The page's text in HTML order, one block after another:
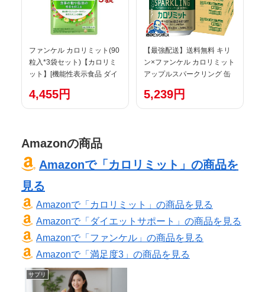
ファンケル カロリミット(90
粒入*3袋セット)【カロリミ
ット】[機能性表示食品 ダイ
4,455円
【最強配送】送料無料 キリ
ン×ファンケル カロリミット
アップルスパークリング 缶
《048》『IAS』 カロリミッ
ト アップル 缶
5,239円
Amazonの商品
Amazonで「カロリミット」の商品を
見る
Amazonで「カロリミット」の商品を見る
Amazonで「ダイエットサポート」の商品を見る
Amazonで「ファンケル」の商品を見る
Amazonで「満足度3」の商品を見る
サプリ